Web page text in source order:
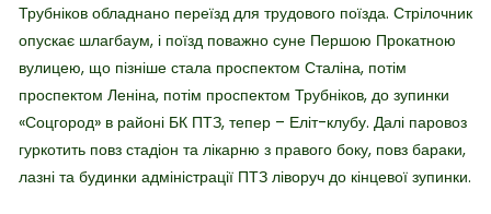
Трубніков обладнано переїзд для трудового поїзда. Стрілочник
опускає шлагбаум, і поїзд поважно суне Першою Прокатною
вулицею, що пізніше стала проспектом Сталіна, потім
проспектом Леніна, потім проспектом Трубніков, до зупинки
«Соцгород» в районі БК ПТЗ, тепер – Еліт-клубу. Далі паровоз
гуркотить повз стадіон та лікарню з правого боку, повз бараки,
лазні та будинки адміністрації ПТЗ ліворуч до кінцевої зупинки.